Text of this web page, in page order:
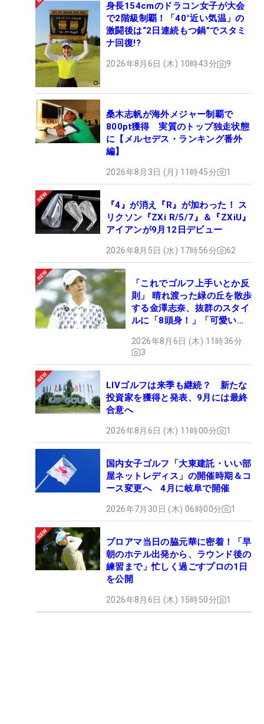
身長154cmのドラコン女子が大会
で2階級制覇！「40°近い気温」の
激闘後は“2日連続もつ鍋”でスタミ
ナ回復!?
2026年8月6日 (木) 10時43分 9
桑木志帆が海外メジャー制覇で
800pt獲得 実質のトップ独走状態
に【メルセデス・ランキング番外
編】
2026年8月3日 (月) 11時45分 1
『4』が消え『R』が加わった！ ス
リクソン『ZXi R/5/7』＆『ZXiU』
アイアンが9月12日デビュー
2026年8月5日 (水) 17時56分 62
「これでゴルフ上手いとか反
則」 晴れ渡った緑の丘を散歩
する金澤志奈、抜群のスタイ
ルに「8頭身！」「可愛いに
2026年8月6日 (木) 11時36分
3
LIVゴルフは来季も継続？ 新たな
投資家を獲得と発表、9月には最終
合意へ
2026年8月6日 (木) 11時00分 1
国内女子ゴルフ「大東建託・いい部
屋ネットレディス」の開催時期＆コ
ース変更へ 4月に岐阜で開催
2026年7月30日 (木) 06時00分 1
プロアマ当日の脇元華に密着！「早
朝のホテル出発から、ラウンド後の
練習まで」忙しく過ごすプロの1日
を公開
2026年8月6日 (木) 15時50分 1